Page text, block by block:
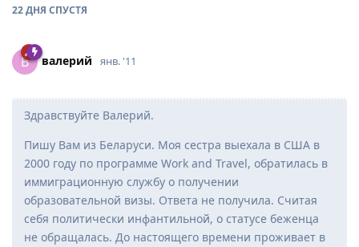
22 ДНЯ СПУСТЯ
В вaлepий янв. '11
Здравствуйте Валерий.
Пишу Вам из Беларуси. Моя сестра выехала в США в
2000 году по программе Work and Travel, обратилась в
иммиграционную службу о получении
образовательной визы. Ответа не получила. Считая
себя политически инфантильной, о статусе беженца
не обращалась. До настоящего времени проживает в